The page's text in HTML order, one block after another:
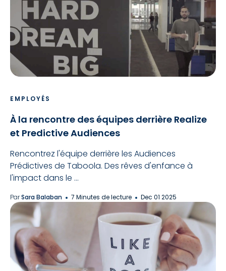
EMPLOYÉS
À la rencontre des équipes derrière Realize
et Predictive Audiences
Rencontrez l'équipe derrière les Audiences
Prédictives de Taboola. Des rêves d'enfance à
l'impact dans le ...
ParSara Balaban 7 Minutes de lecture Dec 01 2025